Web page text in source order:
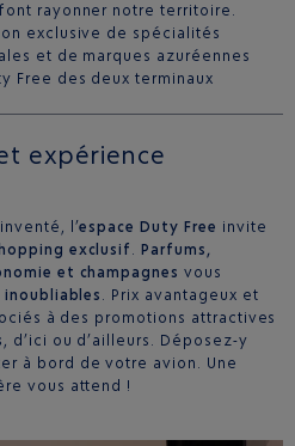
rayonner notre territoire.
exclusive de spécialités
et de marques azuréennes
Free des deux terminaux
expérience
l’espace Duty Free invite
exclusif.Parfums,
et champagnes vous
inoubliables . Prix avantageux et
à des promotions attractives
, d’ici ou d’ailleurs. Déposez-y
à bord de votre avion. Une
vous attend !